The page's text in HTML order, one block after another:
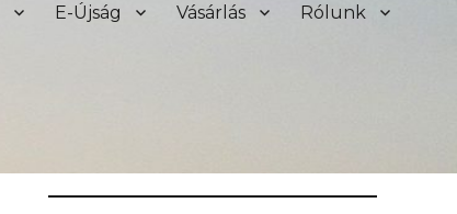
E-Újság Vásárlás Rólunk